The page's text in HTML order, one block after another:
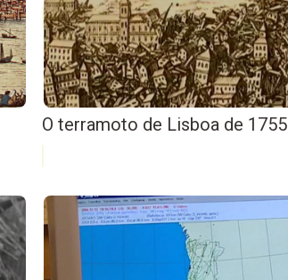
O terramoto de Lisboa de 1755